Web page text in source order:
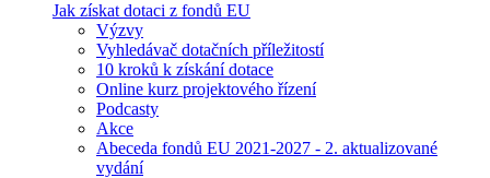
Jak získat dotaci z fondů EU
Výzvy
Vyhledávač dotačních příležitostí
10 kroků k získání dotace
Online kurz projektového řízení
Podcasty
Akce
Abeceda fondů EU 2021-2027 - 2. aktualizované
vydání